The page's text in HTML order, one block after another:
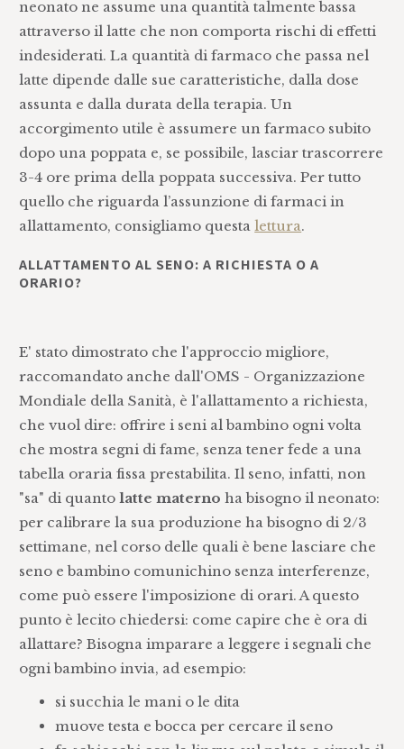
neonato ne assume una quantità talmente bassa
attraverso il latte che non comporta rischi di effetti
indesiderati. La quantità di farmaco che passa nel
latte dipende dalle sue caratteristiche, dalla dose
assunta e dalla durata della terapia. Un
accorgimento utile è assumere un farmaco subito
dopo una poppata e, se possibile, lasciar trascorrere
3-4 ore prima della poppata successiva. Per tutto
quello che riguarda l’assunzione di farmaci in
allattamento, consigliamo questalettura.
ALLATTAMENTO AL SENO: A RICHIESTA O A
ORARIO?
E' stato dimostrato che l'approccio migliore,
raccomandato anche dall'OMS - Organizzazione
Mondiale della Sanità, è l'allattamento a richiesta,
che vuol dire: offrire i seni al bambino ogni volta
che mostra segni di fame, senza tener fede a una
tabella oraria fissa prestabilita. Il seno, infatti, non
"sa" di quantolatte materno ha bisogno il neonato:
per calibrare la sua produzione ha bisogno di 2/3
settimane, nel corso delle quali è bene lasciare che
seno e bambino comunichino senza interferenze,
come può essere l'imposizione di orari. A questo
punto è lecito chiedersi: come capire che è ora di
allattare? Bisogna imparare a leggere i segnali che
ogni bambino invia, ad esempio:
si succhia le mani o le dita
muove testa e bocca per cercare il seno